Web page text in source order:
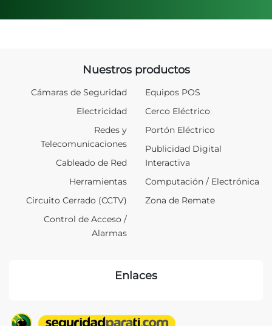
Nuestros productos
Cámaras de Seguridad
Electricidad
Redes y
Telecomunicaciones
Cableado de Red
Herramientas
Circuito Cerrado (CCTV)
Control de Acceso /
Alarmas
Equipos POS
Cerco Eléctrico
Portón Eléctrico
Publicidad Digital
Interactiva
Computación / Electrónica
Zona de Remate
Enlaces